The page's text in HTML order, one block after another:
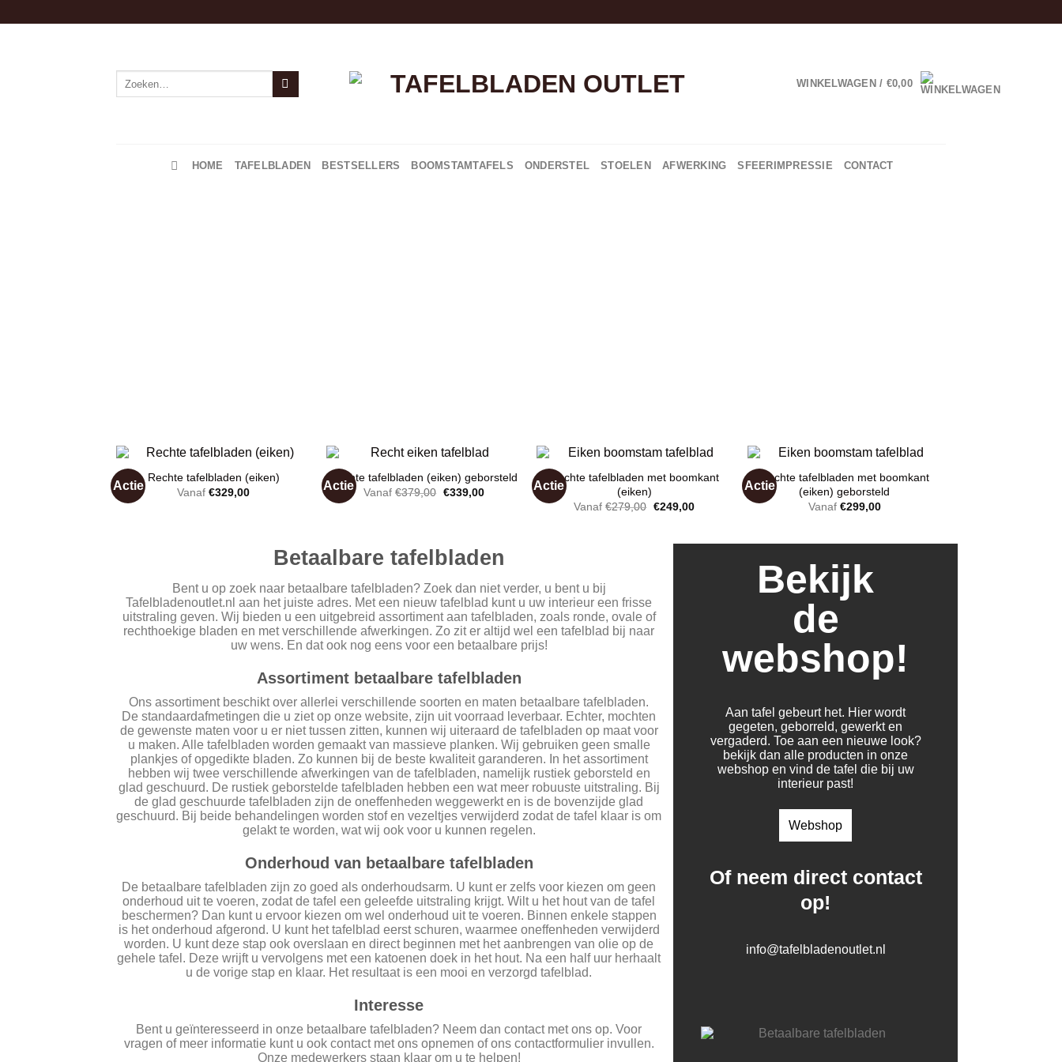
naar:
WINKELWAGEN / €0,00
HOME TAFELBLADEN BESTSELLERS BOOMSTAMTAFELS ONDERSTEL STOELEN AFWERKING SFEERIMPRESSIE CONTACT
Actie
Rechte tafelbladen (eiken)
Vanaf €329,00 Actie
Rechte tafelbladen (eiken) geborsteld
Vanaf €379,00 Oorspronkelijke
€339,00Huidige
Actie
Rechte tafelbladen met boomkant
(eiken)
Vanaf €279,00 Oorspronkelijke
€249,00Huidige
Actie
Rechte tafelbladen met boomkant
(eiken) geborsteld
Vanaf €299,00
Betaalbare tafelbladen
Bent u op zoek naar betaalbare tafelbladen? Zoek dan niet verder, u bent u bij
Tafelbladenoutlet.nl aan het juiste adres. Met een nieuw tafelblad kunt u uw interieur een frisse
uitstraling geven. Wij bieden u een uitgebreid assortiment aan tafelbladen, zoals ronde, ovale of
rechthoekige bladen en met verschillende afwerkingen. Zo zit er altijd wel een tafelblad bij naar
uw wens. En dat ook nog eens voor een betaalbare prijs!
Assortiment betaalbare tafelbladen
Ons assortiment beschikt over allerlei verschillende soorten en maten betaalbare tafelbladen.
De standaardafmetingen die u ziet op onze website, zijn uit voorraad leverbaar. Echter, mochten
de gewenste maten voor u er niet tussen zitten, kunnen wij uiteraard de tafelbladen op maat voor
u maken. Alle tafelbladen worden gemaakt van massieve planken. Wij gebruiken geen smalle
plankjes of opgedikte bladen. Zo kunnen bij de beste kwaliteit garanderen. In het assortiment
hebben wij twee verschillende afwerkingen van de tafelbladen, namelijk rustiek geborsteld en
glad geschuurd. De rustiek geborstelde tafelbladen hebben een wat meer robuuste uitstraling. Bij
de glad geschuurde tafelbladen zijn de oneffenheden weggewerkt en is de bovenzijde glad
geschuurd. Bij beide behandelingen worden stof en vezeltjes verwijderd zodat de tafel klaar is om
gelakt te worden, wat wij ook voor u kunnen regelen.
Onderhoud van betaalbare tafelbladen
De betaalbare tafelbladen zijn zo goed als onderhoudsarm. U kunt er zelfs voor kiezen om geen
onderhoud uit te voeren, zodat de tafel een geleefde uitstraling krijgt. Wilt u het hout van de tafel
beschermen? Dan kunt u ervoor kiezen om wel onderhoud uit te voeren. Binnen enkele stappen
is het onderhoud afgerond. U kunt het tafelblad eerst schuren, waarmee oneffenheden verwijderd
worden. U kunt deze stap ook overslaan en direct beginnen met het aanbrengen van olie op de
gehele tafel. Deze wrijft u vervolgens met een katoenen doek in het hout. Na een half uur herhaalt
u de vorige stap en klaar. Het resultaat is een mooi en verzorgd tafelblad.
Interesse
Bent u geïnteresseerd in onze betaalbare tafelbladen? Neem dan contact met ons op. Voor
vragen of meer informatie kunt u ook contact met ons opnemen of ons contactformulier invullen.
Onze medewerkers staan klaar om u te helpen!
Bekijk
de
webshop!
Aan tafel gebeurt het. Hier wordt
gegeten, geborreld, gewerkt en
vergaderd. Toe aan een nieuwe look?
bekijk dan alle producten in onze
webshop en vind de tafel die bij uw
interieur past!
Webshop
Of neem direct contact
op!
info@tafelbladenoutlet.nl